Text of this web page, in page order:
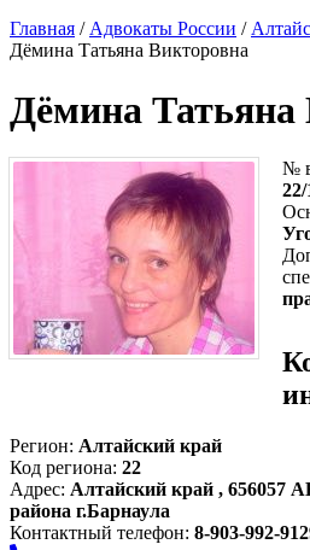
Главная / Адвокаты России /
Дёмина Татьяна Викторовна
Дёмина Татьяна
№
22/
Регион: Алтайский край
Код региона: 22
Адрес: Алтайский край , 656057
района г.Барнаула
Контактный телефон: 8-903-992-